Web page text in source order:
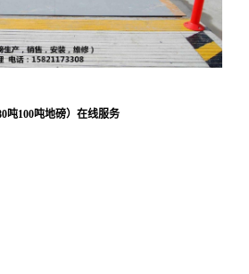
吨100吨地磅）在线服务